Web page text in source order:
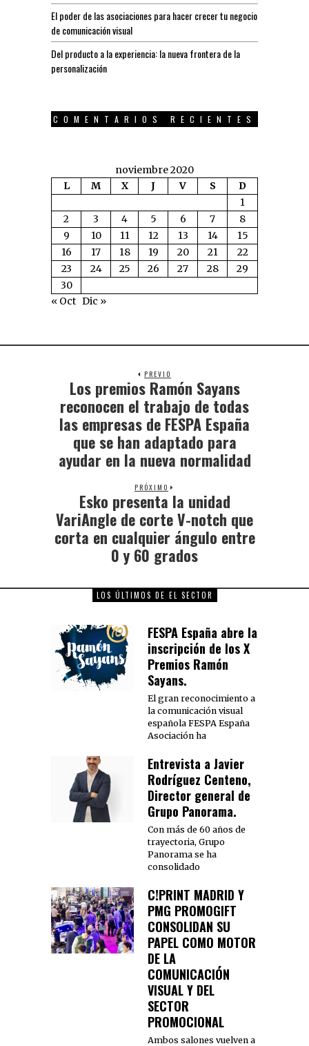
El poder de las asociaciones para hacer crecer tu negocio
de comunicación visual
Del producto a la experiencia: la nueva frontera de la
personalización
COMENTARIOS RECIENTES
noviembre 2020
L
M X J V S
D
1
2
3 4 5 6 7
8
9
10 11 12 13 14
15
16
17 18 19 20 21
22
23
24 25 26 27 28
29
30
« Oct Dic »
PREVIO
Los premios Ramón Sayans
reconocen el trabajo de todas
las empresas de FESPA España
que se han adaptado para
ayudar en la nueva normalidad
PRÓXIMO
Esko presenta la unidad
VariAngle de corte V-notch que
corta en cualquier ángulo entre
0 y 60 grados
LOS ÚLTIMOS DE EL SECTOR
FESPA España abre la
inscripción de los X
Premios Ramón
Sayans.
El gran reconocimiento a
la comunicación visual
española FESPA España
Asociación ha
Entrevista a Javier
Rodríguez Centeno,
Director general de
Grupo Panorama.
Con más de 60 años de
trayectoria, Grupo
Panorama se ha
consolidado
C!PRINT MADRID Y
PMG PROMOGIFT
CONSOLIDAN SU
PAPEL COMO MOTOR
DE LA
COMUNICACIÓN
VISUAL Y DEL
SECTOR
PROMOCIONAL
Ambos salones vuelven a